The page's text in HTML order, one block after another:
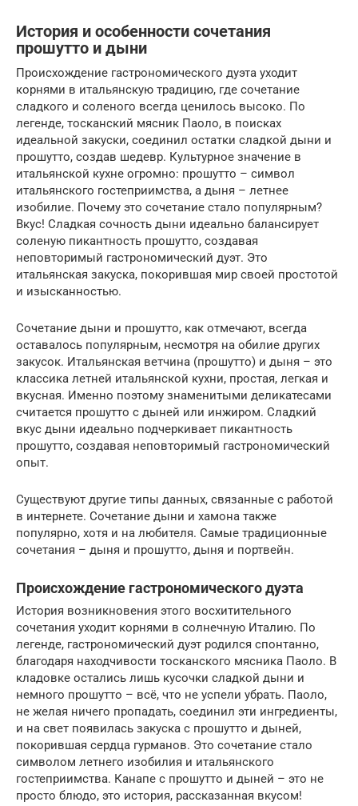
История и особенности сочетания
прошутто и дыни
Происхождение гастрономического дуэта уходит
корнями в итальянскую традицию, где сочетание
сладкого и соленого всегда ценилось высоко. По
легенде, тосканский мясник Паоло, в поисках
идеальной закуски, соединил остатки сладкой дыни и
прошутто, создав шедевр. Культурное значение в
итальянской кухне огромно: прошутто – символ
итальянского гостеприимства, а дыня – летнее
изобилие. Почему это сочетание стало популярным?
Вкус! Сладкая сочность дыни идеально балансирует
соленую пикантность прошутто, создавая
неповторимый гастрономический дуэт. Это
итальянская закуска, покорившая мир своей простотой
и изысканностью.
Сочетание дыни и прошутто, как отмечают, всегда
оставалось популярным, несмотря на обилие других
закусок. Итальянская ветчина (прошутто) и дыня – это
классика летней итальянской кухни, простая, легкая и
вкусная. Именно поэтому знаменитыми деликатесами
считается прошутто с дыней или инжиром. Сладкий
вкус дыни идеально подчеркивает пикантность
прошутто, создавая неповторимый гастрономический
опыт.
Существуют другие типы данных, связанные с работой
в интернете. Сочетание дыни и хамона также
популярно, хотя и на любителя. Самые традиционные
сочетания – дыня и прошутто, дыня и портвейн.
Происхождение гастрономического дуэта
История возникновения этого восхитительного
сочетания уходит корнями в солнечную Италию. По
легенде, гастрономический дуэт родился спонтанно,
благодаря находчивости тосканского мясника Паоло. В
кладовке остались лишь кусочки сладкой дыни и
немного прошутто – всё, что не успели убрать. Паоло,
не желая ничего пропадать, соединил эти ингредиенты,
и на свет появилась закуска с прошутто и дыней,
покорившая сердца гурманов. Это сочетание стало
символом летнего изобилия и итальянского
гостеприимства. Канапе с прошутто и дыней – это не
просто блюдо, это история, рассказанная вкусом!